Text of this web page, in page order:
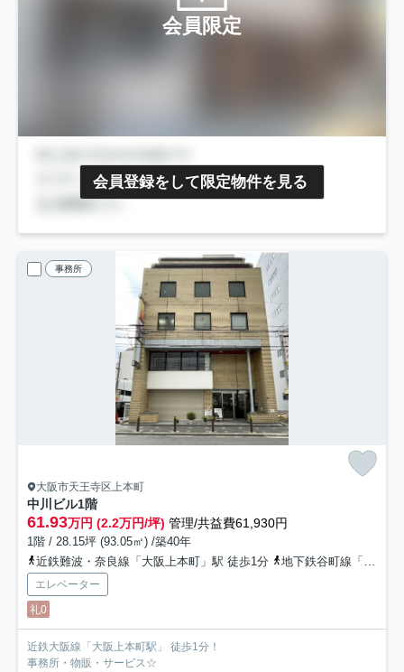
会員限定
会員登録をして限定物件を見る
事務所
大阪市天王寺区上本町
中川ビル1階
61.93万円 (2.2万円/坪) 管理/共益費61,930円
1階 / 28.15坪 (93.05㎡) /築40年
近鉄難波・奈良線「大阪上本町」駅 徒歩1分
地下鉄谷町線「谷町九丁目」駅 徒歩9分
エレベーター
礼0
近鉄大阪線「大阪上本町駅」 徒歩1分！
事務所・物販・サービス☆